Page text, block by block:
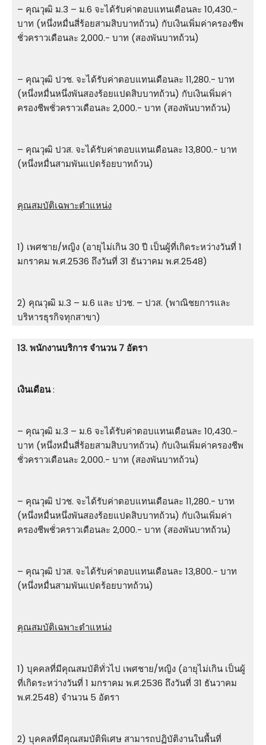
– คุณวุฒิ ม.3 – ม.6 จะได้รับค่าตอบแทนเดือนละ 10,430.-
บาท (หนึ่งหมื่นสี่ร้อยสามสิบบาทถ้วน) กับเงินเพิ่มค่าครองชีพ
ชั่วคราวเดือนละ 2,000.- บาท (สองพันบาทถ้วน)
– คุณวุฒิ ปวช. จะได้รับค่าตอบแทนเดือนละ 11,280.- บาท
(หนึ่งหมื่นหนึ่งพันสองร้อยแปดสิบบาทถ้วน) กับเงินเพิ่มค่า
ครองชีพชั่วคราวเดือนละ 2,000.- บาท (สองพันบาทถ้วน)
– คุณวุฒิ ปวส. จะได้รับค่าตอบแทนเดือนละ 13,800.- บาท
(หนึ่งหมื่นสามพันแปดร้อยบาทถ้วน)
คุณสมบัติเฉพาะตำแหน่ง
1) เพศชาย/หญิง (อายุไม่เกิน 30 ปี เป็นผู้ที่เกิดระหว่างวันที่ 1
มกราคม พ.ศ.2536 ถึงวันที่ 31 ธันวาคม พ.ศ.2548)
2) คุณวุฒิ ม.3 – ม.6 และ ปวช. – ปวส. (พาณิชยการและ
บริหารธุรกิจทุกสาขา)
13. พนักงานบริการ จำนวน 7 อัตรา
เงินเดือน:
– คุณวุฒิ ม.3 – ม.6 จะได้รับค่าตอบแทนเดือนละ 10,430.-
บาท (หนึ่งหมื่นสี่ร้อยสามสิบบาทถ้วน) กับเงินเพิ่มค่าครองชีพ
ชั่วคราวเดือนละ 2,000.- บาท (สองพันบาทถ้วน)
– คุณวุฒิ ปวช. จะได้รับค่าตอบแทนเดือนละ 11,280.- บาท
(หนึ่งหมื่นหนึ่งพันสองร้อยแปดสิบบาทถ้วน) กับเงินเพิ่มค่า
ครองชีพชั่วคราวเดือนละ 2,000.- บาท (สองพันบาทถ้วน)
– คุณวุฒิ ปวส. จะได้รับค่าตอบแทนเดือนละ 13,800.- บาท
(หนึ่งหมื่นสามพันแปดร้อยบาทถ้วน)
คุณสมบัติเฉพาะตำแหน่ง
1) บุคคลที่มีคุณสมบัติทั่วไป เพศชาย/หญิง (อายุไม่เกิน เป็นผู้
ที่เกิดระหว่างวันที่ 1 มกราคม พ.ศ.2536 ถึงวันที่ 31 ธันวาคม
พ.ศ.2548) จํานวน 5 อัตรา
2) บุคคลที่มีคุณสมบัติพิเศษ สามารถปฏิบัติงานในพื้นที่